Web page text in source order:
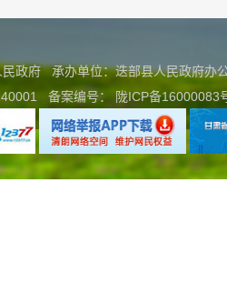
民政府 承办单位：迭部县人民政府
备案编号： 陇ICP备16000083